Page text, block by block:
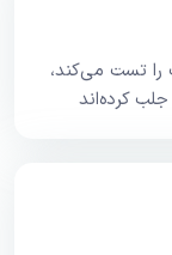
تست می‌کند،